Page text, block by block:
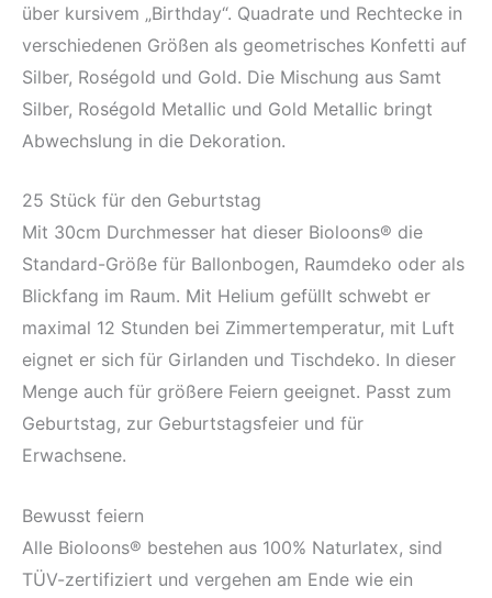
über kursivem „Birthday“. Quadrate und Rechtecke in
verschiedenen Größen als geometrisches Konfetti auf
Silber, Roségold und Gold. Die Mischung aus Samt
Silber, Roségold Metallic und Gold Metallic bringt
Abwechslung in die Dekoration.
25 Stück für den Geburtstag
Mit 30cm Durchmesser hat dieser Bioloons® die
Standard-Größe für Ballonbogen, Raumdeko oder als
Blickfang im Raum. Mit Helium gefüllt schwebt er
maximal 12 Stunden bei Zimmertemperatur, mit Luft
eignet er sich für Girlanden und Tischdeko. In dieser
Menge auch für größere Feiern geeignet. Passt zum
Geburtstag, zur Geburtstagsfeier und für
Erwachsene.
Bewusst feiern
Alle Bioloons® bestehen aus 100% Naturlatex, sind
TÜV-zertifiziert und vergehen am Ende wie ein